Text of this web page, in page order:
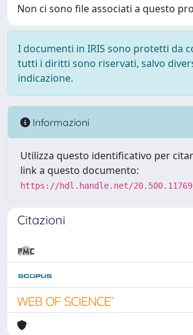
Non ci sono file associati a questo
I documenti in IRIS sono protetti da
tutti i diritti sono riservati, salvo
indicazione.
Informazioni
Utilizza questo identificativo per
link a questo documento:
https://hdl.handle.net/
Citazioni